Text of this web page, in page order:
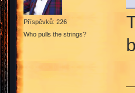
Příspěvků: 226
Who pulls the strings?